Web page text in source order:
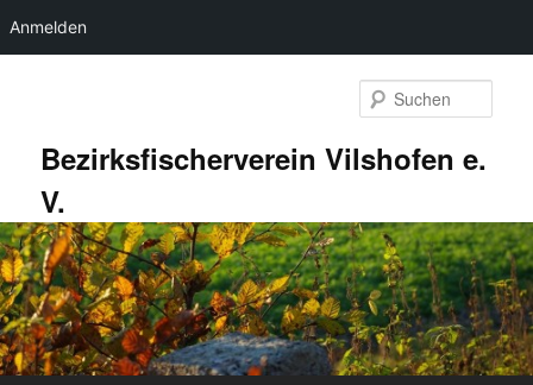
Anmelden
Bezirksfischerverein Vilshofen e.
V.